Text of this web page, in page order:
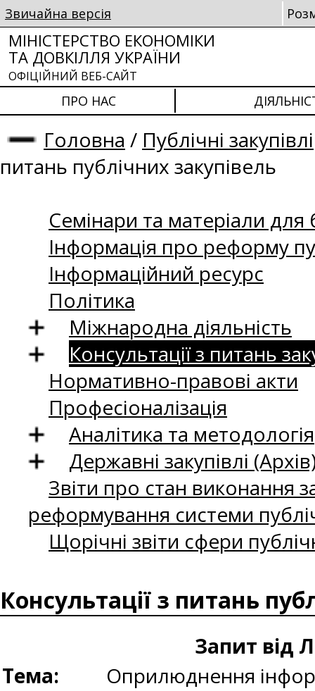
Звичайна версія
МІНІСТЕРСТВО ЕКОНОМІКИ
ТА ДОВКІЛЛЯ УКРАЇНИ
ОФІЦІЙНИЙ ВЕБ-САЙТ
ПРО НАС
Головна / Публічні закупівлі
питань публічних закупівель
Семінари та матеріали для
Інформація про реформу
Інформаційний ресурс
Політика
Міжнародна діяльність
Консультації з питань
Нормативно-правові акти
Професіоналізація
Аналітика та методологія
Державні закупівлі
Звіти про стан виконання
реформування системи
Щорічні звіти сфери
Консультації з питань
Запит від
Тема:
Оприлюднення